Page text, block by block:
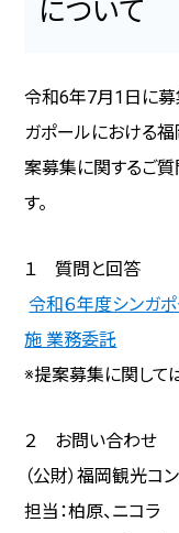
について
令和6年7月 1 日に
ガポールにおける
案募集に関するご質
す。
１ 質問と回答
令和６年度シンガ
施 業務委託
※提案募集に関して
２ お問い合わせ
（公財）福岡観光コ
担当：柏原、ニコラ